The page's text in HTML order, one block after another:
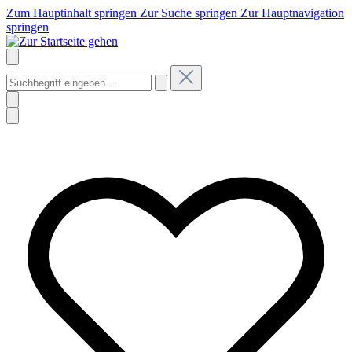
Zum Hauptinhalt springen Zur Suche springen Zur Hauptnavigation
springen